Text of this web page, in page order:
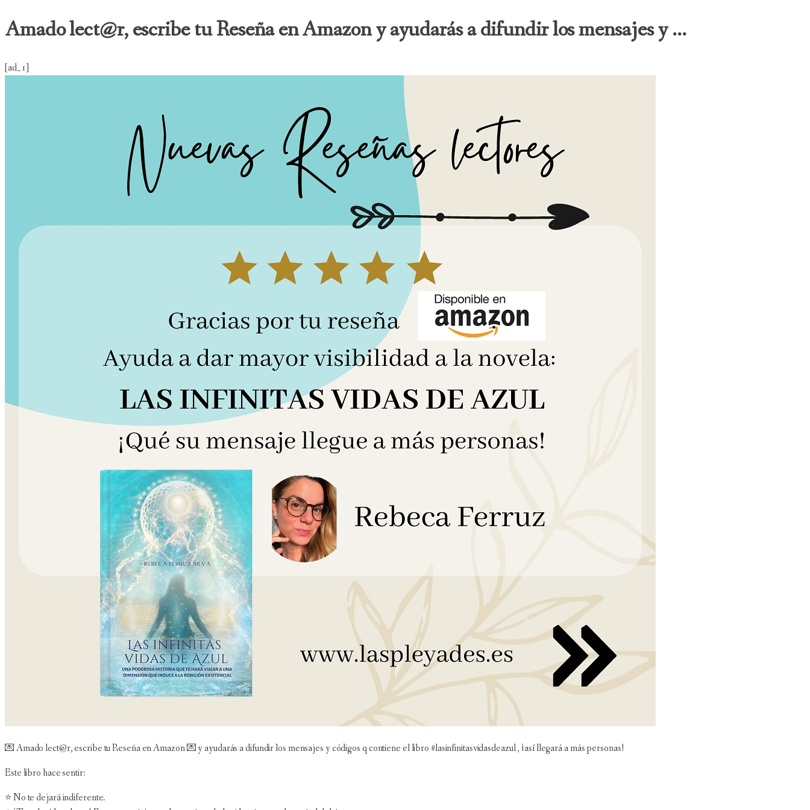
Amado lect@r, escribe tu Reseña en Amazon y ayudarás a difundir los mensajes y ...
[ad_1]
💌 Amado lect@r, escribe tu Reseña en Amazon 💌 y ayudarás a difundir los mensajes y códigos q contiene el libro #lasinfinitasvidasdeazul , ¡así llegará a más personas!
Este libro hace sentir:
⭐️ No te dejará indiferente.